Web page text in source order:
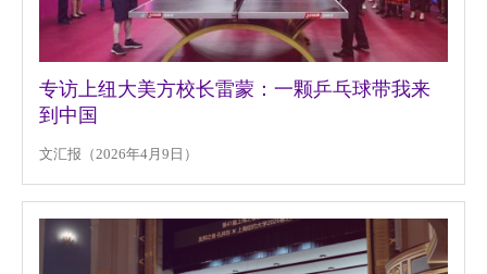
专访上纽大美方校长雷蒙：一颗乒乓球带我来
到中国
文汇报（2026年4月9日）